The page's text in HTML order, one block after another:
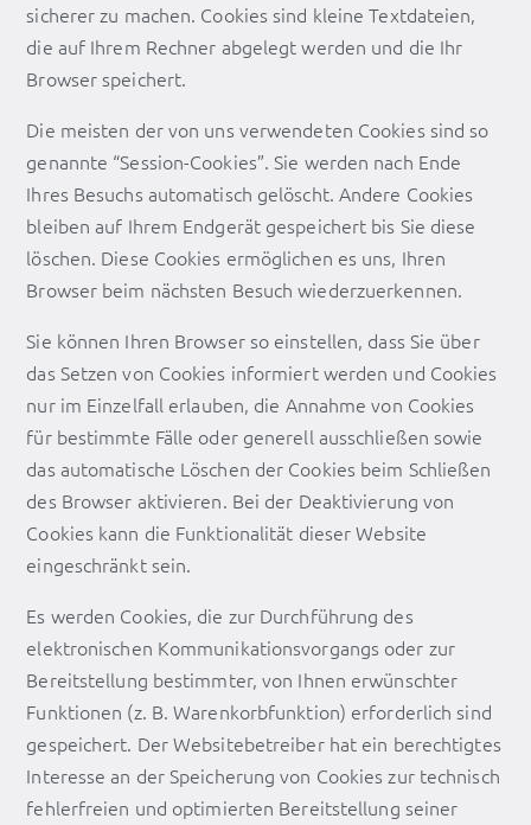
sicherer zu machen. Cookies sind kleine Textdateien,
die auf Ihrem Rechner abgelegt werden und die Ihr
Browser speichert.
Die meisten der von uns verwendeten Cookies sind so
genannte “Session-Cookies”. Sie werden nach Ende
Ihres Besuchs automatisch gelöscht. Andere Cookies
bleiben auf Ihrem Endgerät gespeichert bis Sie diese
löschen. Diese Cookies ermöglichen es uns, Ihren
Browser beim nächsten Besuch wiederzuerkennen.
Sie können Ihren Browser so einstellen, dass Sie über
das Setzen von Cookies informiert werden und Cookies
nur im Einzelfall erlauben, die Annahme von Cookies
für bestimmte Fälle oder generell ausschließen sowie
das automatische Löschen der Cookies beim Schließen
des Browser aktivieren. Bei der Deaktivierung von
Cookies kann die Funktionalität dieser Website
eingeschränkt sein.
Es werden Cookies, die zur Durchführung des
elektronischen Kommunikationsvorgangs oder zur
Bereitstellung bestimmter, von Ihnen erwünschter
Funktionen (z. B. Warenkorbfunktion) erforderlich sind
gespeichert. Der Websitebetreiber hat ein berechtigtes
Interesse an der Speicherung von Cookies zur technisch
fehlerfreien und optimierten Bereitstellung seiner